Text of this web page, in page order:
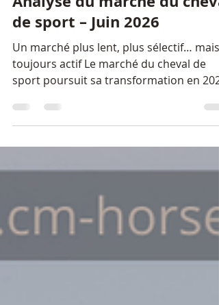
22 juin
2 min de lecture
Analyse du marché du
de sport – Juin 2026
Un marché plus lent, plus sélectif… mais
sport poursuit sa transformation en
Contrairement à certaines inquiétudes
observées sur le terrain, le marché n’est
présents.Mais leur comportement évolue
profondément. Le marché change plus
vite que les habitudes de vente Pendant
plusieurs années, le marché a fonctionné
pouvaient se vendre rapidement grâce :